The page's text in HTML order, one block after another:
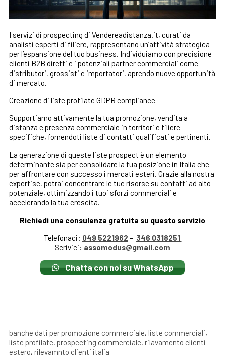
I servizi di prospecting di Vendereadistanza.it, curati da
analisti esperti di filiere, rappresentano un’attività strategica
per l’espansione del tuo business. Individuiamo con precisione
clienti B2B diretti e i potenziali partner commerciali come
distributori, grossisti e importatori, aprendo nuove opportunità
di mercato.
Creazione di liste profilate GDPR compliance
Supportiamo attivamente la tua promozione, vendita a
distanza e presenza commerciale in territori e filiere
specifiche, fornendoti liste di contatti qualificati e pertinenti.
La generazione di queste liste prospect è un elemento
determinante sia per consolidare la tua posizione in Italia che
per affrontare con successo i mercati esteri. Grazie alla nostra
expertise, potrai concentrare le tue risorse su contatti ad alto
potenziale, ottimizzando i tuoi sforzi commerciali e
accelerando la tua crescita.
Richiedi una consulenza gratuita su questo servizio
Telefonaci: 049 5221962 – 346 0318251
Scrivici: assomodus@gmail.com
Chatta con noi su WhatsApp
banche dati per promozione commerciale, liste commerciali,
liste profilate, prospecting commerciale, rilavamento clienti
estero, rilevamnto clienti italia